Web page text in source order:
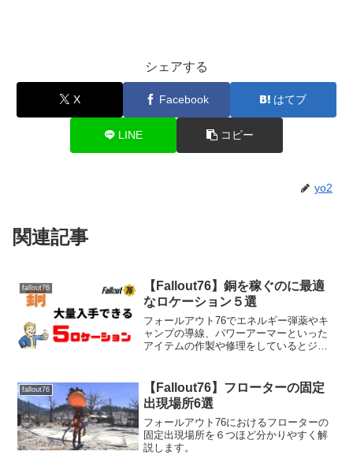
シェアする
X Facebook はてブ
LINE コピー
yo2
関連記事
fallout76
【Fallout76】銅を稼ぐのに最適
なロケーション５選
フォールアウト76でエネルギー弾薬やキ
ャンプの導線、パワーアーマーといった
アイテムの作製や修理をしているとジャ
回の記事では、銅鉱石を採掘することに
より銅を簡単に稼ぐこと...
fallout76
【Fallout76】フローターの固定
出現場所6選
フォールアウト76におけるフローターの
固定出現場所を６つほど分かりやすく解
説します。